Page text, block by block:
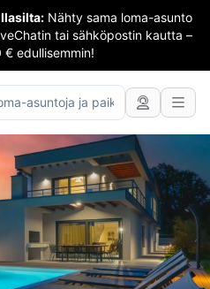
Nähty sama loma-asunto
tai sähköpostin kautta –
€ edullisemmin!